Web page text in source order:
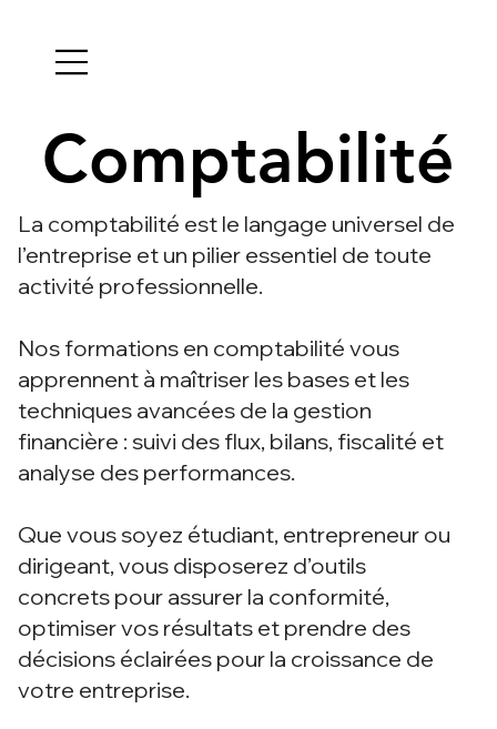
Comptabilité
Comptabilité
La comptabilité est le langage universel de
l’entreprise et un pilier essentiel de toute
activité professionnelle.
Nos formations en comptabilité vous
apprennent à maîtriser les bases et les
techniques avancées de la gestion
financière : suivi des flux, bilans, fiscalité et
analyse des performances.
Que vous soyez étudiant, entrepreneur ou
dirigeant, vous disposerez d’outils
concrets pour assurer la conformité,
optimiser vos résultats et prendre des
décisions éclairées pour la croissance de
votre entreprise.